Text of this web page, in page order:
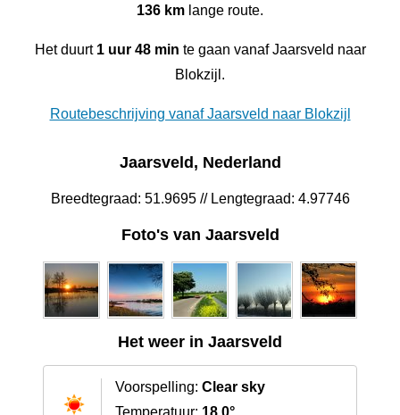
136 km lange route.
Het duurt 1 uur 48 min te gaan vanaf Jaarsveld naar
Blokzijl.
Routebeschrijving vanaf Jaarsveld naar Blokzijl
Jaarsveld, Nederland
Breedtegraad: 51.9695 // Lengtegraad: 4.97746
Foto's van Jaarsveld
Het weer in Jaarsveld
Voorspelling: Clear sky